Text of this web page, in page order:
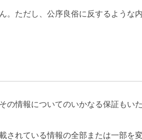
ただし、公序良俗に反するような
情報についてのいかなる保証もいた
れている情報の全部または一部を